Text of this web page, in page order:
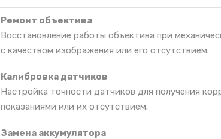
Ремонт объектива
Восстановление работы объектива при
с качеством изображения или его отсутствием.
Калибровка датчиков
Настройка точности датчиков для получения
показаниями или их отсутствием.
Замена аккумулятора